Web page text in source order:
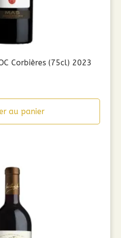
Corbières (75cl) 2023
au panier